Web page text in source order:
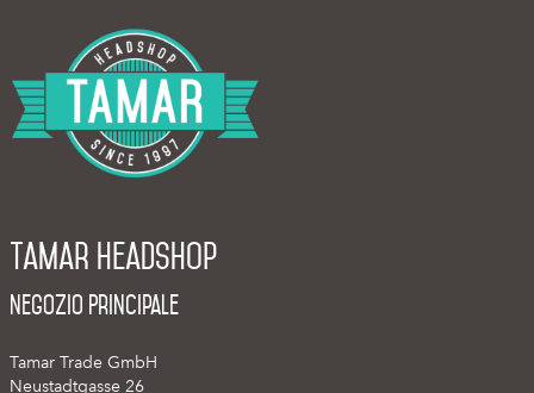
Tamar Headshop
Negozio Principale
Tamar Trade GmbH
Neustadtgasse 26